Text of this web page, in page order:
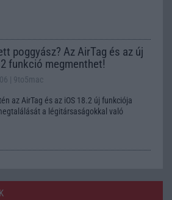
poggyász? Az AirTag és az új
funkció megmenthet!
| 9to5mac
az AirTag és az iOS 18.2 új funkciója
a légitársaságokkal való